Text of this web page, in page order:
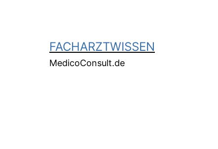
FACHARZTWISSEN
MedicoConsult.de